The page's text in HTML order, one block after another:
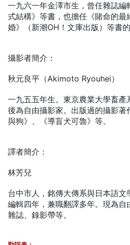
一九六一年金澤市生，曾任雜誌
式結構》等書，也擔任《賭命的
婚》（新潮OH！文庫出版）等書的
攝影者簡介：
秋元良平（Akimoto Ryouhei）
一九五五年生。東京農業大學畜
後為自由攝影家。出版過的攝影
與狗》、《導盲犬可魯》等。
譯者簡介：
林芳兒
台中市人，銘傳大傳系與日本語
編輯四年，兼職翻譯多年。現為
雜誌、錄影帶等。